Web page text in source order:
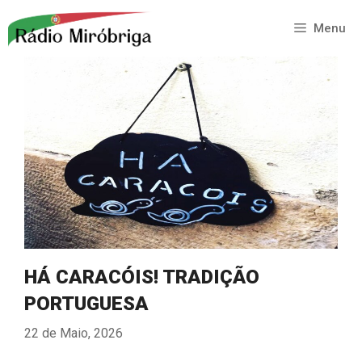
para
Menu
HÁ CARACÓIS! TRADIÇÃO
PORTUGUESA
22 de Maio, 2026